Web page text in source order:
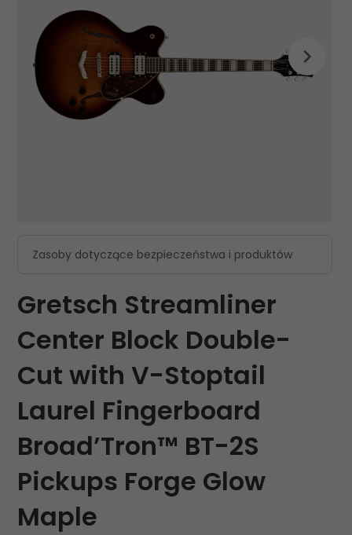
Zasoby dotyczące bezpieczeństwa i produktów
Gretsch Streamliner
Center Block Double-
Cut with V-Stoptail
Laurel Fingerboard
Broad’Tron™ BT-2S
Pickups Forge Glow
Maple